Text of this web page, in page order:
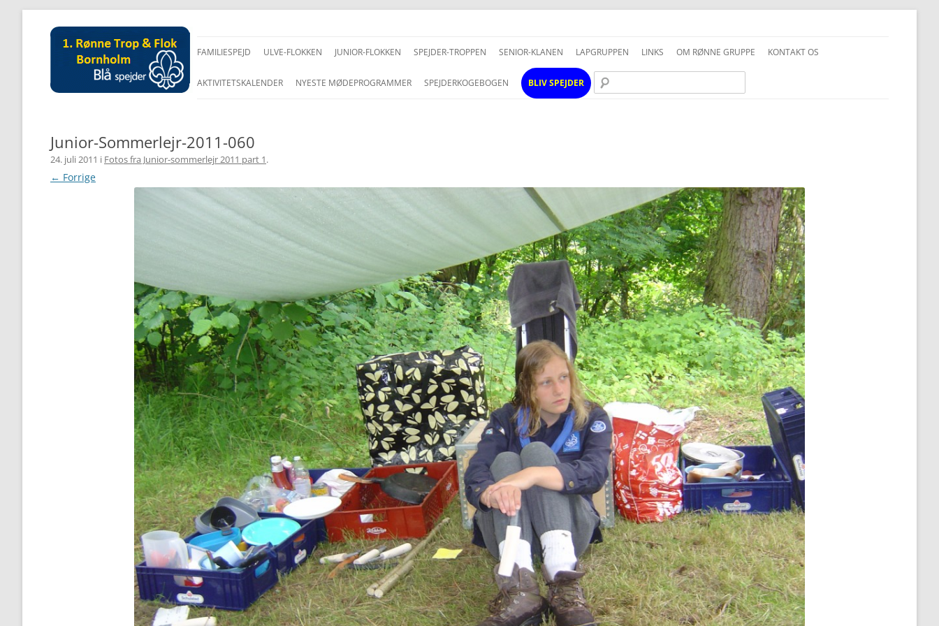
til
FAMILIESPEJD ULVE-FLOKKEN JUNIOR-FLOKKEN SPEJDER-TROPPEN SENIOR-KLANEN LAPGRUPPEN LINKS OM RØNNE GRUPPE KONTAKT OS
AKTIVITETSKALENDER NYESTE MØDEPROGRAMMER SPEJDERKOGEBOGEN BLIV SPEJDER
Junior-Sommerlejr-2011-060
24. juli 2011 i Fotos fra Junior-sommerlejr 2011 part 1.
← Forrige